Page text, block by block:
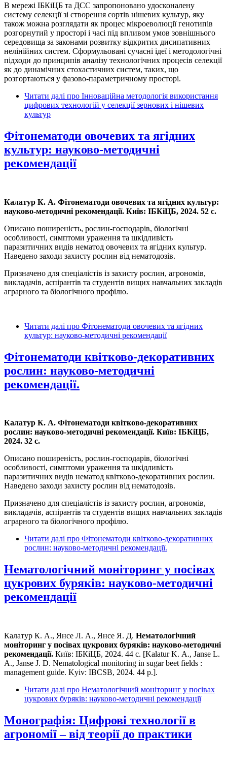
В мережі ІБКіЦБ та ДСС запропоновано удосконалену
систему селекції зі створення сортів нішевих культур, яку
також можна розглядати як процес мікроеволюції генотипів
розгорнутий у просторі і часі під впливом умов зовнішнього
середовища за законами розвитку відкритих дисипативних
нелінійних систем. Сформульовані сучасні ідеї і методологічні
підходи до принципів аналізу технологічних процесів селекції
як до динамічних стохастичних систем, таких, що
розгортаються у фазово-параметричному просторі.
Читати далі про Інноваційна методологія використання
цифрових технологій у селекції зернових і нішевих
культур
Фітонематоди овочевих та ягідних
культур: науково-методичні
рекомендації
Калатур К. А. Фітонематоди овочевих та ягідних культур:
науково-методичні рекомендації. Київ: ІБКіЦБ, 2024. 52 с.
Описано поширеність, рослин-господарів, біологічні
особливості, симптоми ураження та шкідливість
паразитичних видів нематод овочевих та ягідних культур.
Наведено заходи захисту рослин від нематодозів.
Призначено для спеціалістів із захисту рослин, агрономів,
викладачів, аспірантів та студентів вищих навчальних закладів
аграрного та біологічного профілю.
Читати далі про Фітонематоди овочевих та ягідних
культур: науково-методичні рекомендації
Фітонематоди квітково-декоративних
рослин: науково-методичні
рекомендації.
Калатур К. А. Фітонематоди квітково-декоративних
рослин: науково-методичні рекомендації. Київ: ІБКіЦБ,
2024. 32 с.
Описано поширеність, рослин-господарів, біологічні
особливості, симптоми ураження та шкідливість
паразитичних видів нематод квітково-декоративних рослин.
Наведено заходи захисту рослин від нематодозів.
Призначено для спеціалістів із захисту рослин, агрономів,
викладачів, аспірантів та студентів вищих навчальних закладів
аграрного та біологічного профілю.
Читати далі про Фітонематоди квітково-декоративних
рослин: науково-методичні рекомендації.
Нематологічний моніторинг у посівах
цукрових буряків: науково-методичні
рекомендації
Калатур К. А., Янсе Л. А., Янсе Я. Д. Нематологічний
моніторинг у посівах цукрових буряків: науково-методичні
рекомендації. Київ: ІБКіЦБ, 2024. 44 с. [Kalatur K. А., Janse L.
А., Janse J. D. Nematological monitoring in sugar beet fields :
management guide. Kyiv: IBCSB, 2024. 44 р.].
Читати далі про Нематологічний моніторинг у посівах
цукрових буряків: науково-методичні рекомендації
Монографія: Цифрові технології в
агрономії – від теорії до практики